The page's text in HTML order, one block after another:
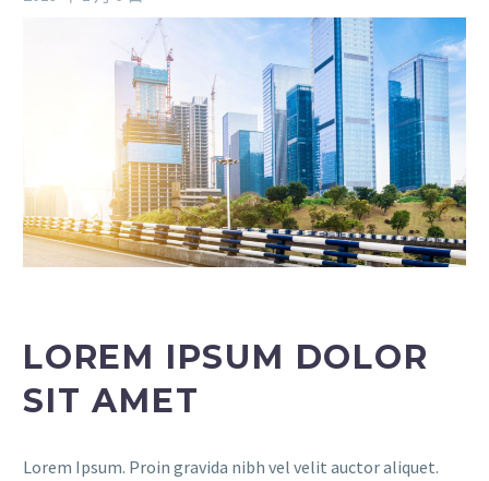
LOREM IPSUM DOLOR
SIT AMET
Lorem Ipsum. Proin gravida nibh vel velit auctor aliquet.